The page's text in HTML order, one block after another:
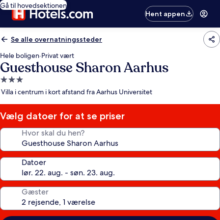
Gå til hovedsektionen
Hent appen
Se alle overnatningssteder
Hele boligen·Privat vært
Guesthouse Sharon Aarhus
3.0-
stjernet
Villa i centrum i kort afstand fra Aarhus Universitet
Vælg datoer for at se priser
Hvor skal du hen?
Datoer
Gæster